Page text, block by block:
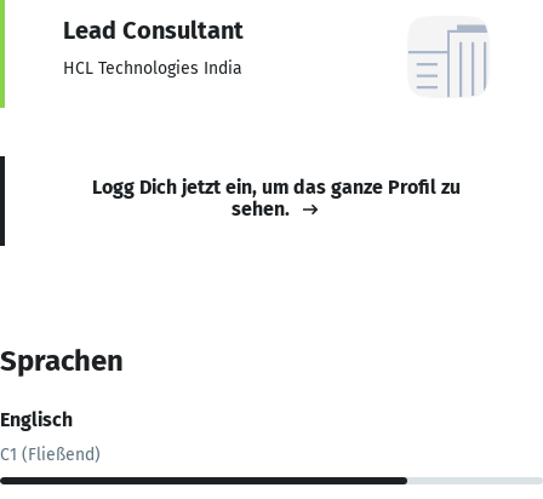
Lead Consultant
HCL Technologies India
Logg Dich jetzt ein, um das ganze Profil zu
sehen.
Sprachen
Englisch
C1 (Fließend)